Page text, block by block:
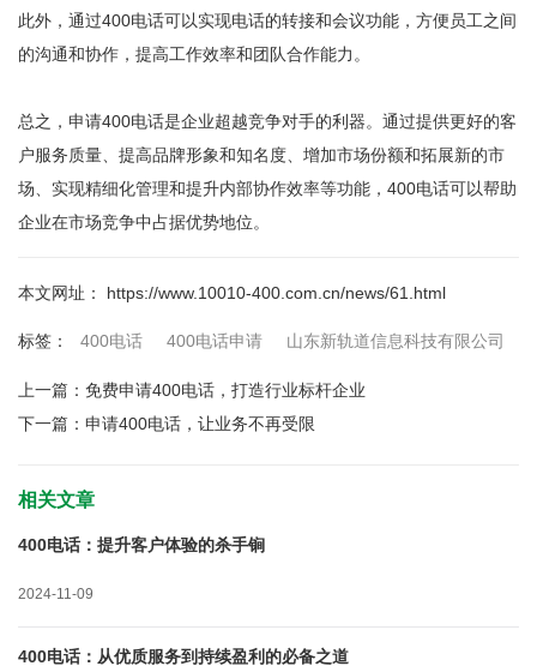
此外，通过400电话可以实现电话的转接和会议功能，方便员工之间
的沟通和协作，提高工作效率和团队合作能力。
总之，申请400电话是企业超越竞争对手的利器。通过提供更好的客
户服务质量、提高品牌形象和知名度、增加市场份额和拓展新的市
场、实现精细化管理和提升内部协作效率等功能，400电话可以帮助
企业在市场竞争中占据优势地位。
本文网址： https://www.10010-400.com.cn/news/61.html
标签： 400电话 400电话申请 山东新轨道信息科技有限公司
上一篇： 免费申请400电话，打造行业标杆企业
下一篇： 申请400电话，让业务不再受限
相关文章
400电话：提升客户体验的杀手锏
2024-11-09
400电话：从优质服务到持续盈利的必备之道